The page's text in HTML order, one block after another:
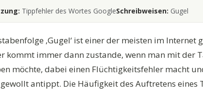
Tippfehler des Wortes GoogleSchreibweisen: Gugel
‚Gugel‘ ist einer der meisten im Internet
kommt immer dann zustande, wenn man mit der
möchte, dabei einen Flüchtigkeitsfehler macht
antippt. Die Häufigkeit des Auftretens eines